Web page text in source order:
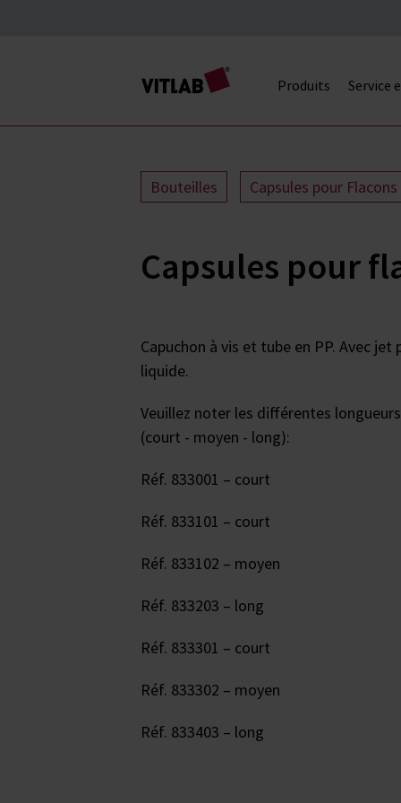
Produits Service
Bouteilles Capsules pour
Capsules pour
Capuchon à vis et tube en PP. Avec
liquide.
Veuillez noter les différentes
(court - moyen - long):
Réf. 833001 – court
Réf. 833101 – court
Réf. 833102 – moyen
Réf. 833203 – long
Réf. 833301 – court
Réf. 833302 – moyen
Réf. 833403 – long